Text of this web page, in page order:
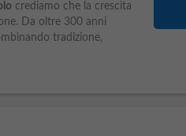
crediamo che la crescita
Da oltre 300 anni
tradizione,